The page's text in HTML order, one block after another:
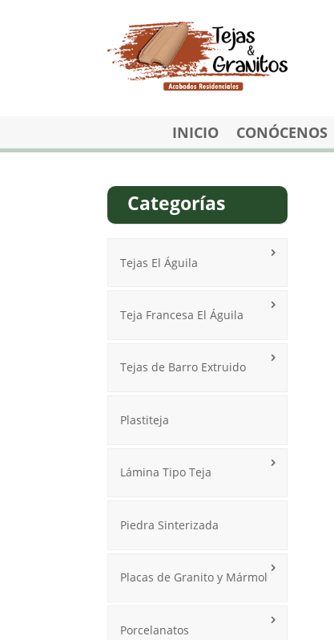
INICIO CONÓCENOS
Categorías
Tejas El Águila
Teja Francesa El Águila
Tejas de Barro Extruido
Plastiteja
Lámina Tipo Teja
Piedra Sinterizada
Placas de Granito y Mármol
Porcelanatos